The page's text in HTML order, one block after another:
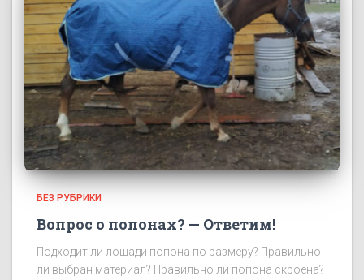
БЕЗ РУБРИКИ
Вопрос о попонах? — Ответим!
Подходит ли лошади попона по размеру? Правильно
ли выбран материал? Правильно ли попона скроена?